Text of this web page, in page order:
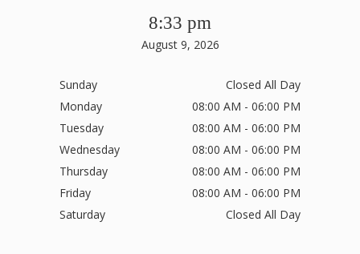
8:33 pm
August 9, 2026
Sunday
Closed All Day
Monday
08:00 AM - 06:00 PM
Tuesday
08:00 AM - 06:00 PM
Wednesday
08:00 AM - 06:00 PM
Thursday
08:00 AM - 06:00 PM
Friday
08:00 AM - 06:00 PM
Saturday
Closed All Day